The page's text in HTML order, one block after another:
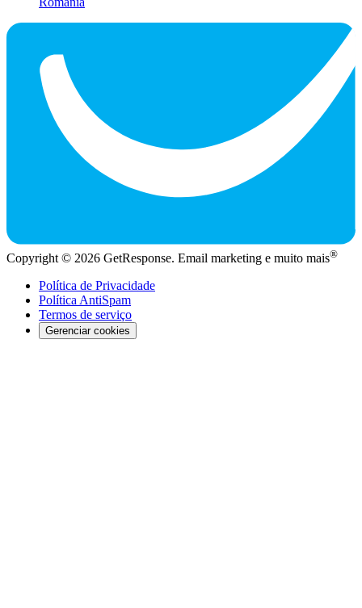
Copyright © 2026 GetResponse. Email marketing e muito mais®
Política de Privacidade
Política AntiSpam
Termos de serviço
Gerenciar cookies